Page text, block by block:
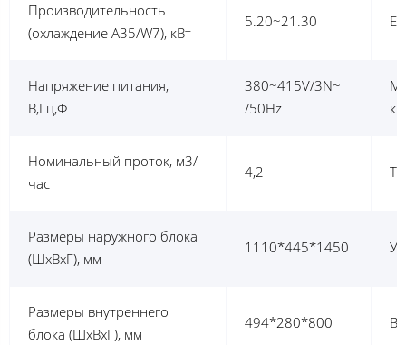
Производительность
(охлаждение A35/W7), кВт
5.20~21.30
Напряжение питания,
В,Гц,Ф
380~415V/3N~
/50Hz
Номинальный проток, м3/
час
4,2
Размеры наружного блока
(ШхВхГ), мм
1110*445*1450
Размеры внутреннего
блока (ШхВхГ), мм
494*280*800